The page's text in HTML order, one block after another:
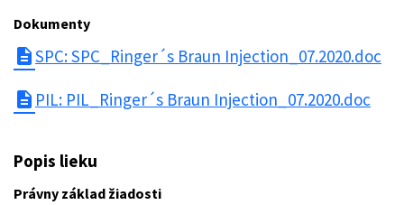
Dokumenty
descriptionSPC: SPC_Ringer´s Braun Injection_07.2020.doc
description PIL: PIL_Ringer´s Braun Injection_07.2020.doc
Popis lieku
Právny základ žiadosti